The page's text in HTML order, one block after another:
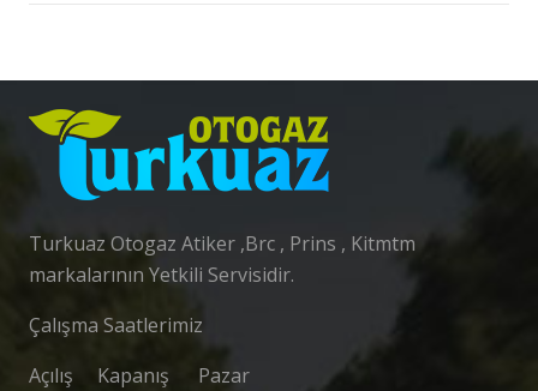
Turkuaz Otogaz Atiker ,Brc , Prins , Kitmtm
markalarının Yetkili Servisidir.
Çalışma Saatlerimiz
Açılış Kapanış Pazar